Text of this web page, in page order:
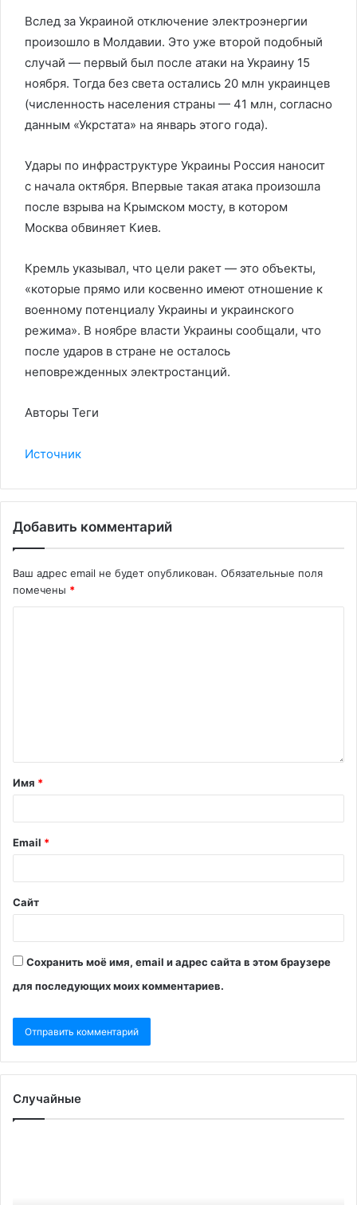
Вслед за Украиной отключение электроэнергии
произошло в Молдавии. Это уже второй подобный
случай — первый был после атаки на Украину 15
ноября. Тогда без света остались 20 млн украинцев
(численность населения страны — 41 млн, согласно
данным «Укрстата» на январь этого года).
Удары по инфраструктуре Украины Россия наносит
с начала октября. Впервые такая атака произошла
после взрыва на Крымском мосту, в котором
Москва обвиняет Киев.
Кремль указывал, что цели ракет — это объекты,
«которые прямо или косвенно имеют отношение к
военному потенциалу Украины и украинского
режима». В ноябре власти Украины сообщали, что
после ударов в стране не осталось
неповрежденных электростанций.
Авторы Теги
Источник
Добавить комментарий
Ваш адрес email не будет опубликован. Обязательные поля
помечены *
Имя *
Email *
Сайт
Сохранить моё имя, email и адрес сайта в этом браузере
для последующих моих комментариев.
Случайные